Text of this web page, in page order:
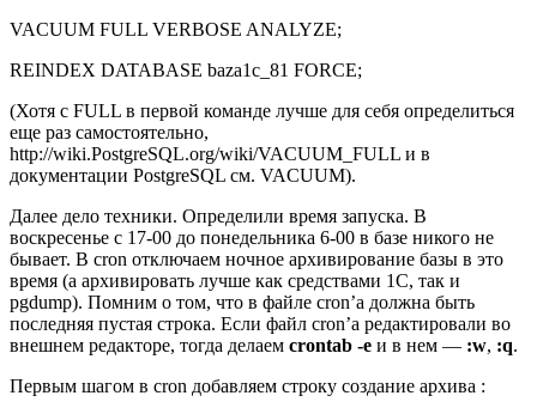
VACUUM FULL VERBOSE ANALYZE;
REINDEX DATABASE baza1c_81 FORCE;
(Хотя с FULL в первой команде лучше для себя определиться
еще раз самостоятельно,
http://wiki.PostgreSQL.org/wiki/VACUUM_FULL и в
документации PostgreSQL см. VACUUM).
Далее дело техники. Определили время запуска. В
воскресенье с 17-00 до понедельника 6-00 в базе никого не
бывает. В cron отключаем ночное архивирование базы в это
время (а архивировать лучше как средствами 1С, так и
pgdump). Помним о том, что в файле cron’а должна быть
последняя пустая строка. Если файл cron’а редактировали во
внешнем редакторе, тогда делаем crontab -e и в нем — :w, :q.
Первым шагом в cron добавляем строку создание архива :